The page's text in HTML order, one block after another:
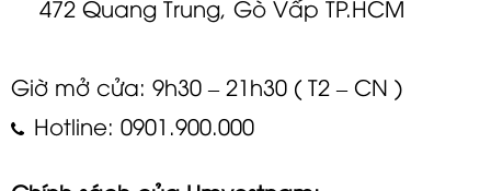
472 Quang Trung, Gò Vấp TP.HCM
Giờ mở cửa: 9h30 – 21h30 ( T2 – CN )
Hotline: 0901.900.000